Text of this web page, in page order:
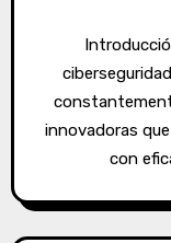
Introducción En el vertiginoso mundo de la
innovadoras
con